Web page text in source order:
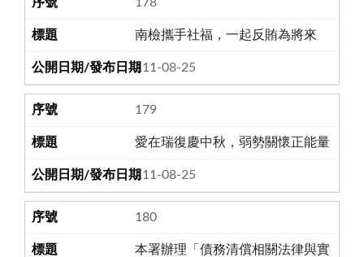
南檢攜手社福，一起反賄為將來
111-08-25
179
愛在瑞復慶中秋，弱勢關懷正能量
111-08-25
180
本署辦理「債務清償相關法律與實